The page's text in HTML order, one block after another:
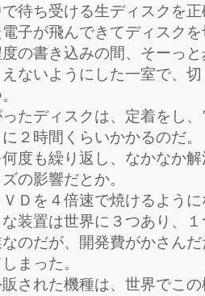
待ち受ける生ディスクを
子が飛んできてディスク
度の書き込みの間、そーっ
ないようにした一室で、
たディスクは、定着をし
２時間くらいかかるのだ。
度も繰り返し、なかなか
の影響だとか。
Ｄを４倍速で焼けるよう
な装置は世界に３つあり、
のだが、開発費がかさん
まった。
された機種は、世界でこ